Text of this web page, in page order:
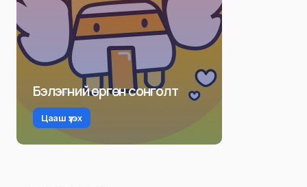
Бэлэгний өргөн сонголт
Цааш үзэх